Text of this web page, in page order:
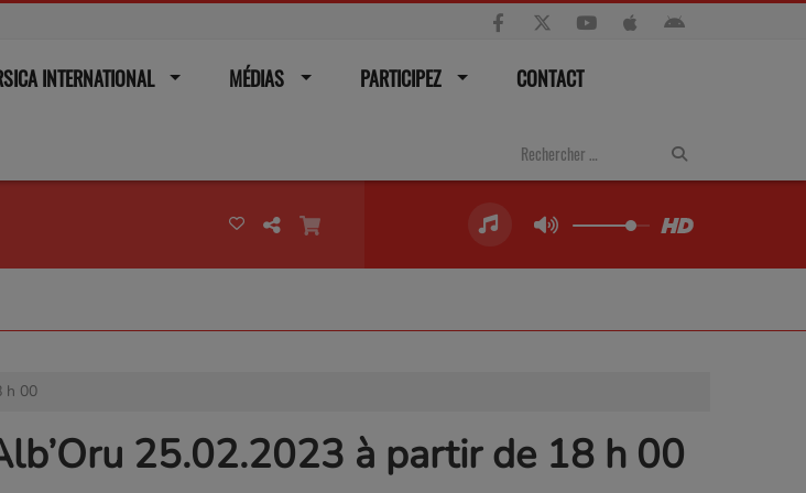
INTERNATIONAL MÉDIAS PARTICIPEZ CONTACT
h 00
25.02.2023 à partir de 18 h 00